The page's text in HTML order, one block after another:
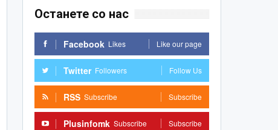
Останете со нас
Facebook Likes Like our page
Twitter Followers Follow Us
RSS Subscribe Subscribe
Plusinfomk Subscribe Subscribe